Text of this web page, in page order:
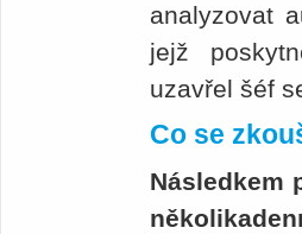
analyzovat
jejž
uzavřel šéf
Co se
Následkem